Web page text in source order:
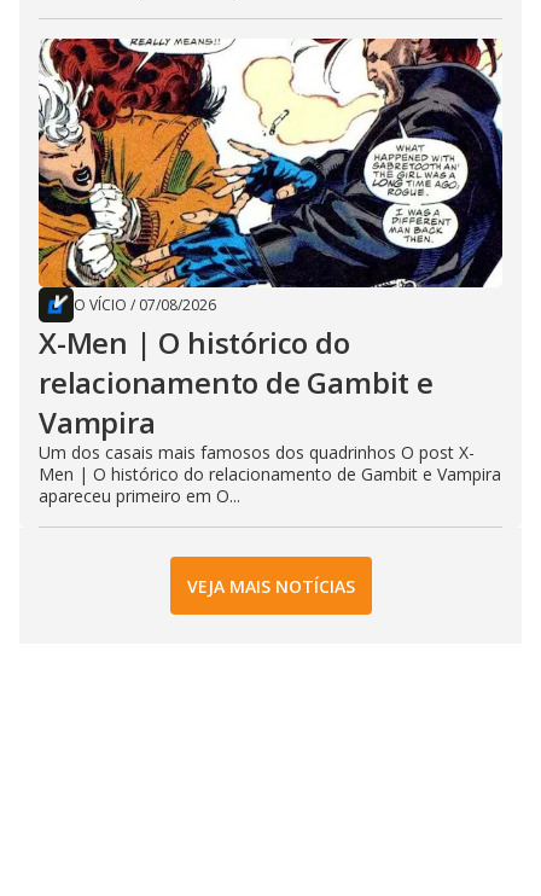
O VÍCIO / 07/08/2026
X-Men | O histórico do
relacionamento de Gambit e
Vampira
Um dos casais mais famosos dos quadrinhos O post X-
Men | O histórico do relacionamento de Gambit e Vampira
apareceu primeiro em O...
VEJA MAIS NOTÍCIAS